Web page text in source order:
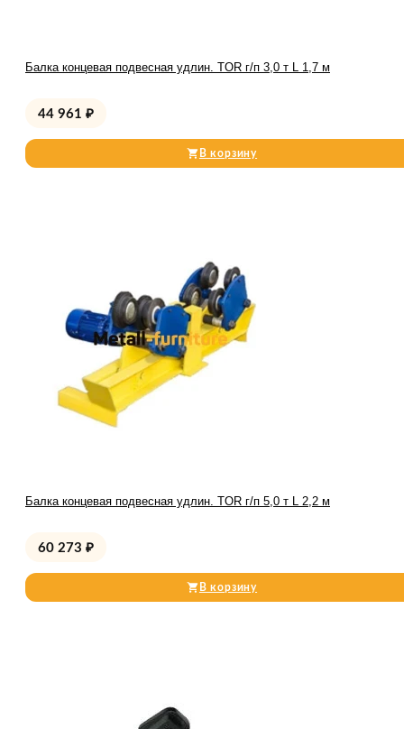
Балка концевая подвесная удлин. TOR г/п 3,0 т L 1,7 м
44 961 ₽
В корзину
Балка концевая подвесная удлин. TOR г/п 5,0 т L 2,2 м
60 273 ₽
В корзину